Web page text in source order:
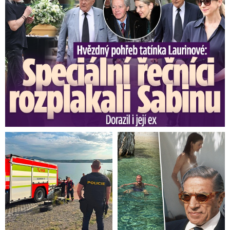
krevního tlaku, obezity a cukrovky. Tyto nemoci
samy o sobě přispívajík selhání našich ledvin,“
říká MUDr. Petra Ronová, primářka dialyzačního
střediska Fresenius NephroCare, a dodává:
„Onemocnění covid-19, zvláště pokud probíhalo
s vysokou horečkou a dechovými obtížemi,je
pro tyto lidi velká hrozba a mohlo by
onemocnění ledvin významně zhoršit.
pacienti by měli být vyšetřeni v nefrologických
ambulancích.
Jak poznáte nemocné ledviny?
„Ledviny většinou nebolí,proto o jejich